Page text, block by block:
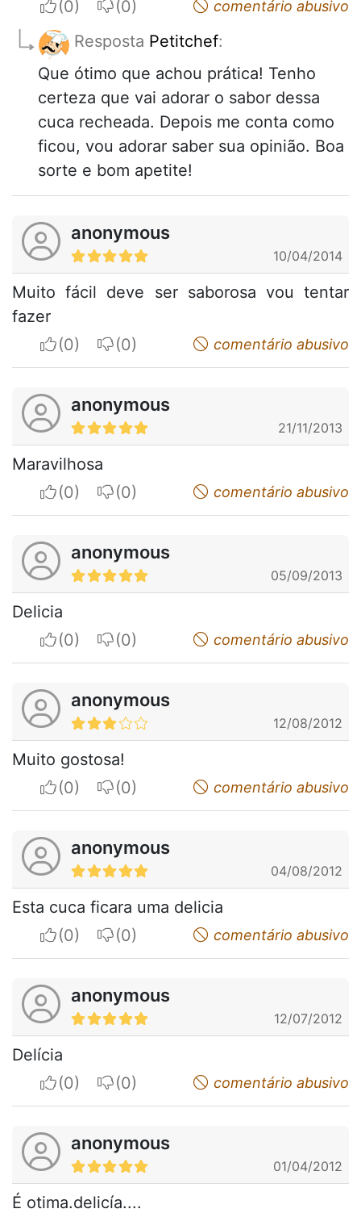
I apreciateI do not appreciatecomentário abusivo
Resposta Petitchef:
Que ótimo que achou prática! Tenho
certeza que vai adorar o sabor dessa
cuca recheada. Depois me conta como
ficou, vou adorar saber sua opinião. Boa
sorte e bom apetite!
anonymous
10/04/2014
Muito fácil deve ser saborosa vou tentar
fazer
I apreciateI do not appreciatecomentário abusivo
anonymous
21/11/2013
Maravilhosa
I apreciateI do not appreciatecomentário abusivo
anonymous
05/09/2013
Delicia
I apreciateI do not appreciatecomentário abusivo
anonymous
12/08/2012
Muito gostosa!
I apreciateI do not appreciatecomentário abusivo
anonymous
04/08/2012
Esta cuca ficara uma delicia
I apreciateI do not appreciatecomentário abusivo
anonymous
12/07/2012
Delícia
I apreciateI do not appreciatecomentário abusivo
anonymous
01/04/2012
É otima.delicía....